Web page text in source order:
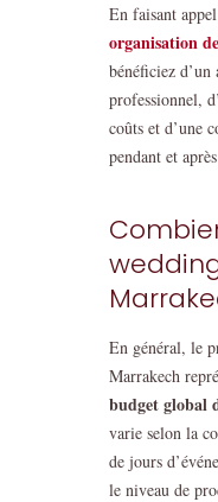
En faisant
organisation
bénéficiez d’un
professionnel,
coûts et d’une
pendant et
En général, le
Marrakech
budget global
varie selon la
de jours
le niveau de